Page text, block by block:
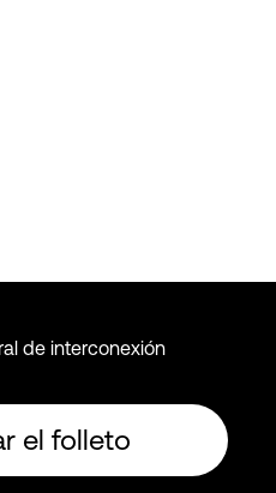
de interconexión
el folleto